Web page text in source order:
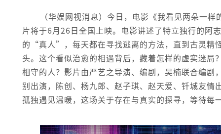
（华娱网视消息）今日，电影《我看见两朵一
片将于6月26日全国上映。电影讲述了特立独行的
的“真人”，每天都在寻找逃离的方法，直到古灵精
头。这个看似治愈的相遇背后，藏着怎样的虚实迷
相守的人？影片由严艺之导演、编剧，吴楠联合编
别出演，陈创、杨九郎、赵子琪、赵天爱、钎城友
孤独遇见温暖，这场关于存在与真实的探寻，等待每